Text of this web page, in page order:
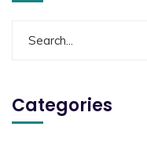
Categories